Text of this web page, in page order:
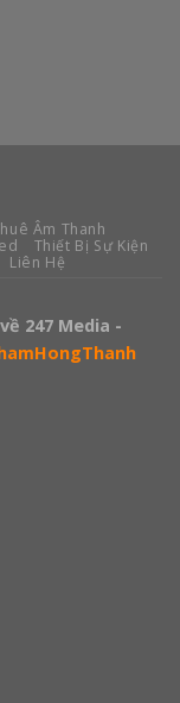
Âm Thanh
Thiết Bị Sự Kiện
Liên Hệ
247 Media -